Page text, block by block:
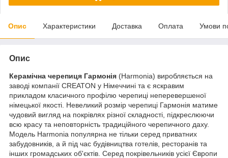
Опис Характеристики Доставка Оплата Умови
Опис
Керамічна черепиця Гармонія (Harmonia) виробляється на
заводі компанії CREATON у Німеччині та є яскравим
прикладом класичного профілю черепиці неперевершеної
німецької якості. Невеликий розмір черепиці Гармонія матиме
чудовий вигляд на покрівлях різної складності, підкреслюючи
всю красу та неповторність традиційного черепичного даху.
Модель Harmonia популярна не тільки серед приватних
забудовників, а й під час будівництва готелів, ресторанів та
інших громадських об'єктів. Серед покрівельників усієї Європи